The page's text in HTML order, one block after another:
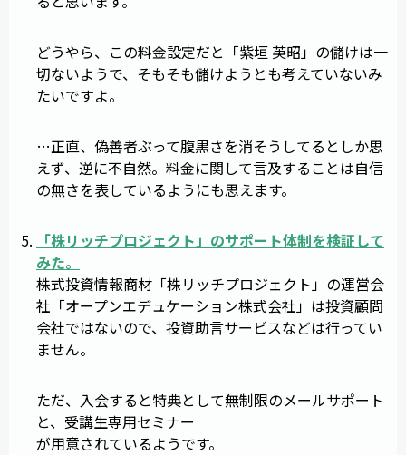
どうやら、この料金設定だと「紫垣 英昭」の儲けは一
切ないようで、そもそも儲けようとも考えていないみ
たいですよ。
…正直、偽善者ぶって腹黒さを消そうしてるとしか思
えず、逆に不自然。料金に関して言及することは自信
の無さを表しているようにも思えます。
「株リッチプロジェクト 」のサポート体制を検証して
みた。
株式投資情報商材「株リッチプロジェクト」の運営会
社「オープンエデュケーション株式会社」は投資顧問
会社ではないので、投資助言サービスなどは行ってい
ません。
ただ、入会すると特典として無制限のメールサポート
と、受講生専用セミナー
が用意されているようです。